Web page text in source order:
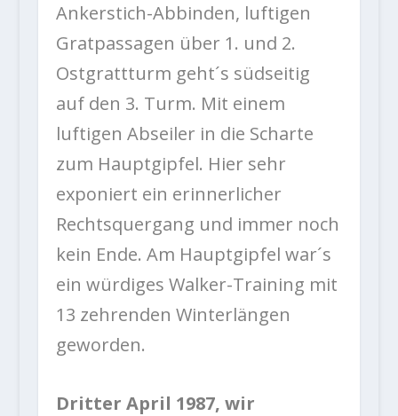
Ankerstich-Abbinden, luftigen
Gratpassagen über 1. und 2.
Ostgrattturm geht´s südseitig
auf den 3. Turm. Mit einem
luftigen Abseiler in die Scharte
zum Hauptgipfel. Hier sehr
exponiert ein erinnerlicher
Rechtsquergang und immer noch
kein Ende. Am Hauptgipfel war´s
ein würdiges Walker-Training mit
13 zehrenden Winterlängen
geworden.
Dritter April 1987, wir